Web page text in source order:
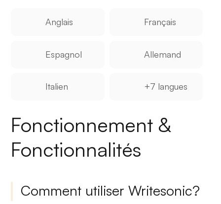
Anglais Français
Espagnol Allemand
Italien +7 langues
Fonctionnement &
Fonctionnalités
Comment utiliser Writesonic?